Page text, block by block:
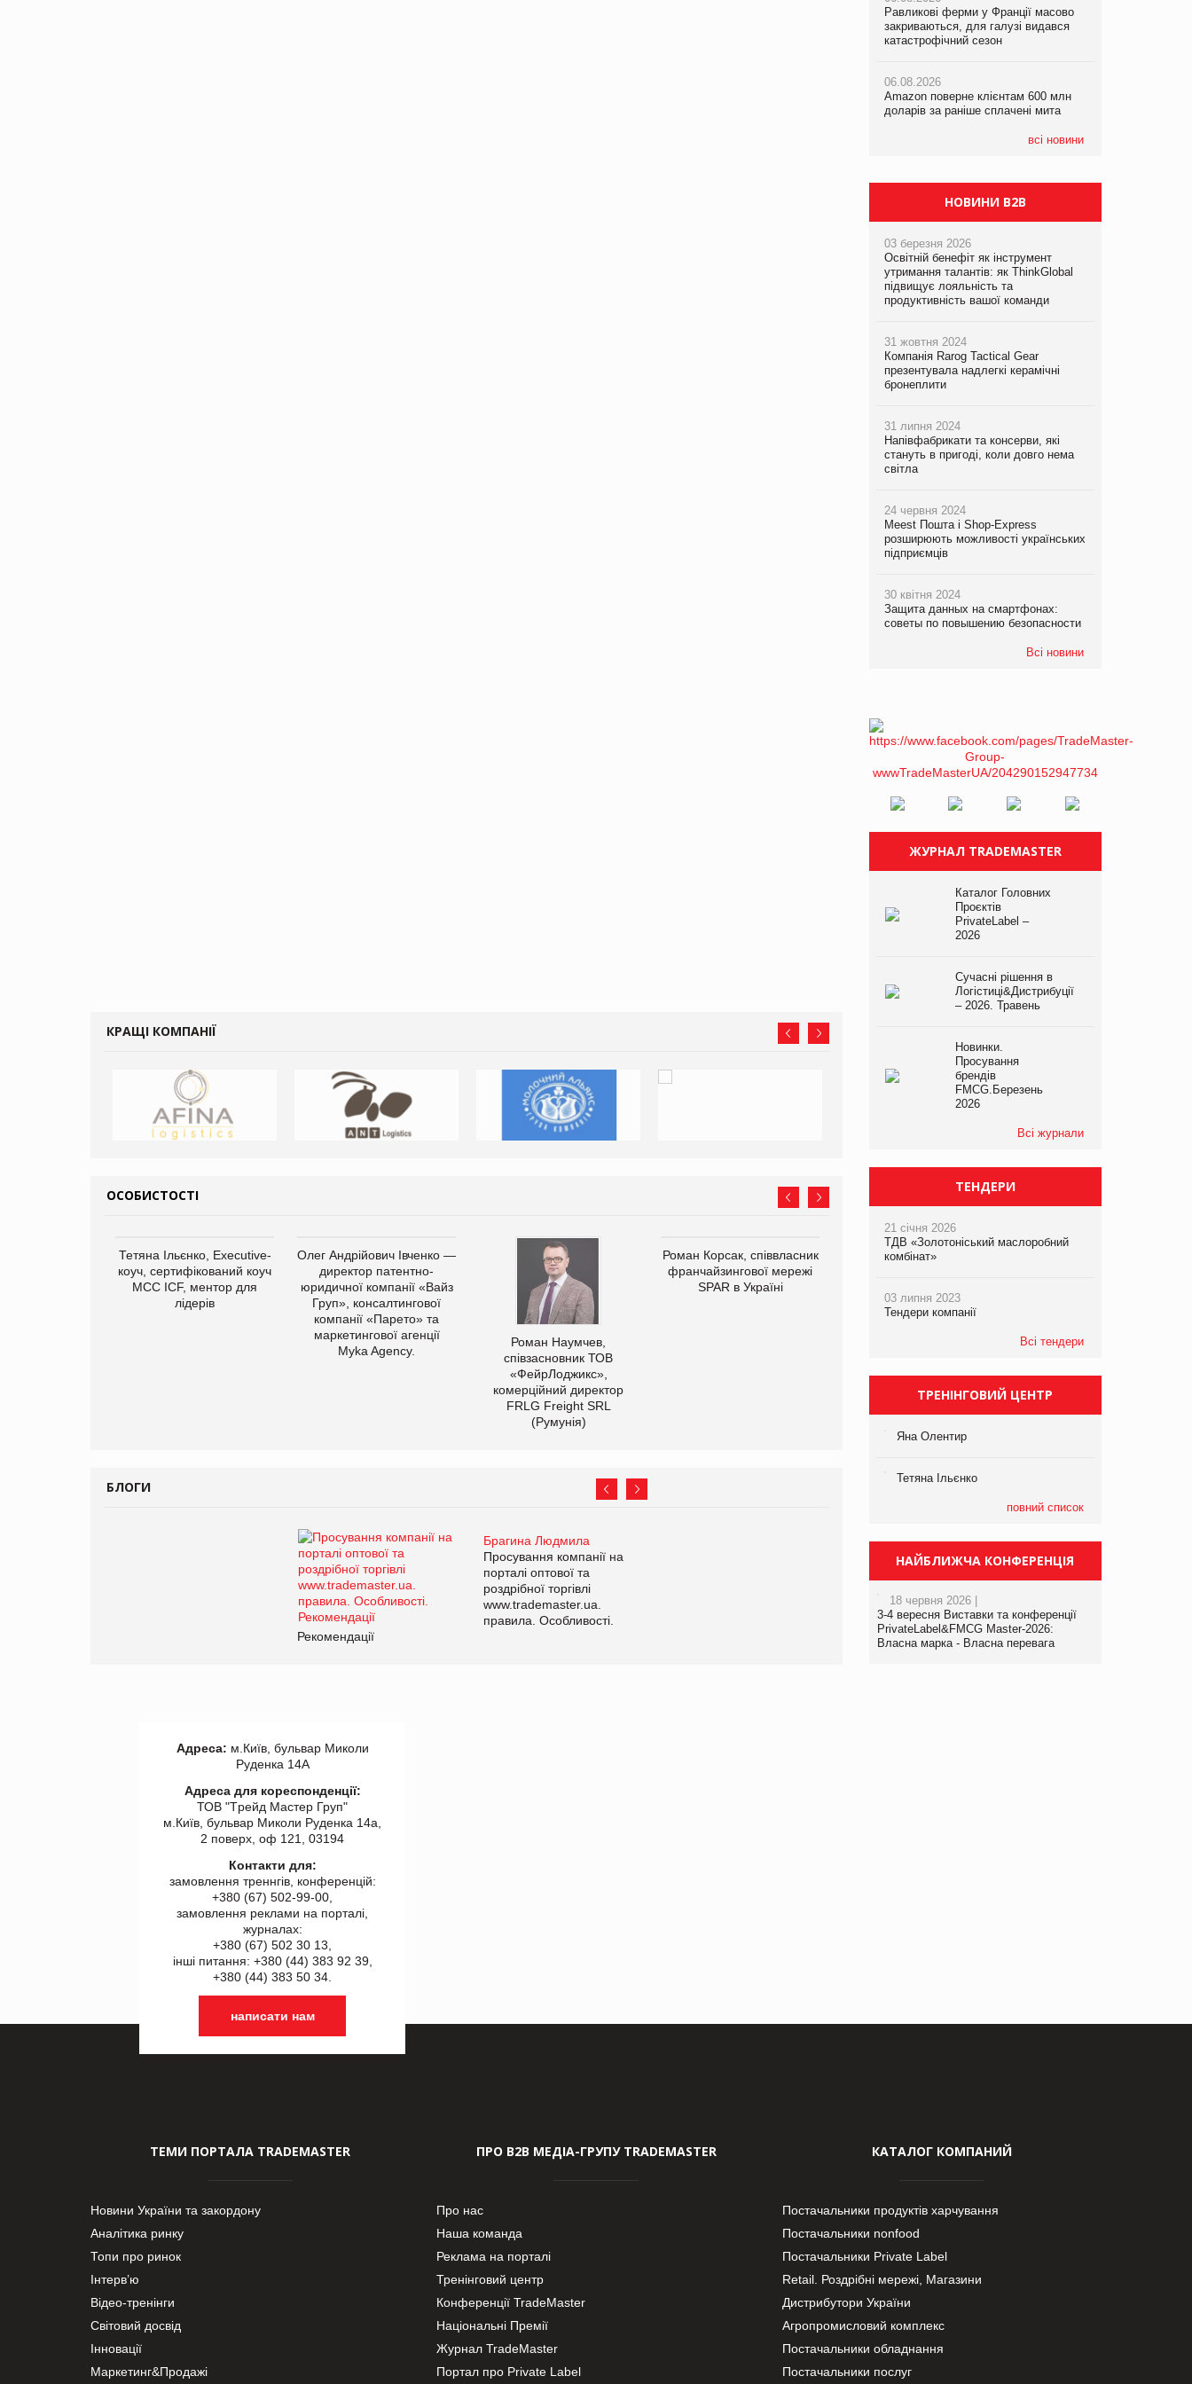
КРАЩІ КОМПАНІЇ
ОСОБИСТОСТІ
Тетяна Ільєнко, Executive-
коуч, сертифікований коуч
МСС ICF, ментор для
лідерів
Олег Андрійович Івченко —
директор патентно-
юридичної компанії «Вайз
Груп», консалтингової
компанії «Парето» та
маркетингової агенції
Myka Agency.
Роман Наумчев,
співзасновник ТОВ
«ФейрЛоджикс»,
комерційний директор
FRLG Freight SRL
(Румунія)
Роман Корсак, співвласник
франчайзингової мережі
SPAR в Україні
Олексій Логачов-Михайлов
виробництва
БЛОГИ
Брагина Людмила
Просування компанії на
порталі оптової та
роздрібної торгівлі
www.trademaster.ua.
правила. Особливості.
Рекомендації
Равликові ферми у Франції масово
закриваються, для галузі видався
катастрофічний сезон
06.08.2026
Amazon поверне клієнтам 600 млн
доларів за раніше сплачені мита
всі новини
05.08.2026
ТОКЕРИ
Сергій Лісунов про заморожені
Amazon поверне клієнтам 600 млн
доларів за раніше сплачені мита
У Євросоюзі набули чинності нові
правила щодо штучного інтелекту
НОВИНИ B2B
03 березня 2026
Освітній бенефіт як інструмент
утримання талантів: як ThinkGlobal
підвищує лояльність та
продуктивність вашої команди
31 жовтня 2024
Компанія Rarog Tactical Gear
презентувала надлегкі керамічні
бронеплити
31 липня 2024
Напівфабрикати та консерви, які
стануть в пригоді, коли довго нема
світла
24 червня 2024
Meest Пошта і Shop-Express
розширюють можливості українських
підприємців
30 квітня 2024
Защита данных на смартфонах:
советы по повышению безопасности
Всі новини
ЖУРНАЛ TRADEMASTER
Каталог Головних
Проєктів
PrivateLabel –
2026
Сучасні рішення в
Логістиці&Дистрибуції
– 2026. Травень
Новинки.
Просування
брендів
FMCG.Березень
2026
Всі журнали
ТЕНДЕРИ
21 січня 2026
ТДВ «Золотоніський маслоробний
комбінат»
03 липня 2023
Тендери компанії
Всі тендери
ТРЕНІНГОВИЙ ЦЕНТР
Яна Олентир
Тетяна Ільєнко
повний список
НАЙБЛИЖЧА КОНФЕРЕНЦІЯ
18 червня 2026 |
3-4 вересня Виставки та конференції
PrivateLabel&FMCG Master-2026:
Власна марка - Власна перевага
Адреса: м.Київ, бульвар Миколи
Руденка 14А
Адреса для кореспонденції:
ТОВ "Tрейд Мастер Груп"
м.Київ, бульвар Миколи Руденка 14а,
2 поверх, оф 121, 03194
Контакти для:
замовлення треннгів, конференцій:
+380 (67) 502-99-00,
замовлення реклами на порталі,
журналах:
+380 (67) 502 30 13,
інші питання: +380 (44) 383 92 39,
+380 (44) 383 50 34.
написати нам
ТЕМИ ПОРТАЛА TRADEMASTER
Новини України та закордону
Аналітика ринку
Топи про ринок
Інтерв’ю
Відео-тренінги
Світовий досвід
Інновації
Маркетинг&Продажі
ПРО В2В МЕДІА-ГРУПУ TRADEMASTER
Про нас
Наша команда
Реклама на порталі
Тренінговий центр
Конференції TradeMaster
Національні Премії
Журнал TradeMaster
Портал про Private Label
КАТАЛОГ КОМПАНИЙ
Постачальники продуктів харчування
Постачальники nonfood
Постачальники Private Label
Retail. Роздрібні мережі, Магазини
Дистрибутори України
Агропромисловий комплекс
Постачальники обладнання
Постачальники послуг